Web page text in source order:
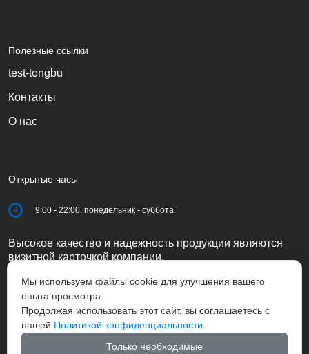
Полезные ссылки
test-tongbu
Контакты
О нас
Открытые часы
9:00 - 22:00, понедельник - суббота
Высокое качество и надежность продукции являются
визитной карточкой компании.
Мы используем файлы cookie для улучшения вашего
опыта просмотра.
Продолжая использовать этот сайт, вы соглашаетесь с
нашей Политикой конфиденциальности.
Только необходимые